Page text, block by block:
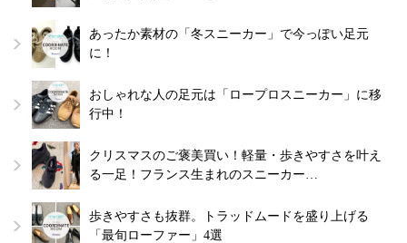
あったか素材の「冬スニーカー」で今っぽい足元
に！
おしゃれな人の足元は「ロープロスニーカー」に移
行中！
クリスマスのご褒美買い！軽量・歩きやすさを叶え
る一足！フランス生まれのスニーカー…
歩きやすさも抜群。トラッドムードを盛り上げる
「最旬ローファー」4選